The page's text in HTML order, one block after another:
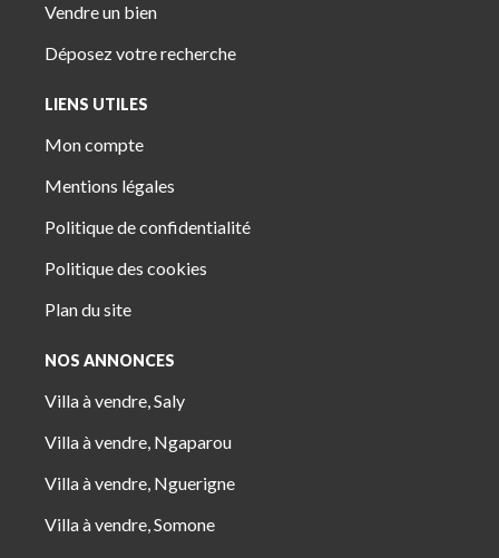
Vendre un bien
Déposez votre recherche
LIENS UTILES
Mon compte
Mentions légales
Politique de confidentialité
Politique des cookies
Plan du site
NOS ANNONCES
Villa à vendre, Saly
Villa à vendre, Ngaparou
Villa à vendre, Nguerigne
Villa à vendre, Somone